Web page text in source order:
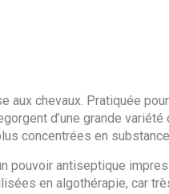
aux chevaux. Pratiquée
d’une grande
concentrées en
antiseptique
en algothérapie, car